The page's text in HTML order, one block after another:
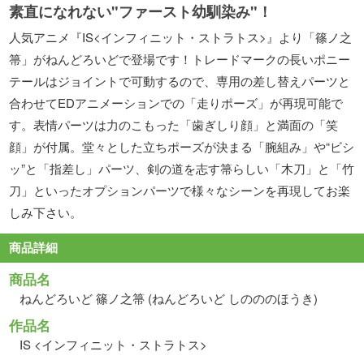
素直になれない"ファースト幼馴染み"！
人気アニメ『IS<インフィニット・ストラトス>』より「篠ノ之
箒」がねんどろいどで登場です！トレードマークの長いポニー
テールはジョイントで可動するので、専用の差し替えパーツと
合わせてEDアニメーションでの「走りポーズ」が再現可能で
す。表情パーツは力のこもった「歯ぎしり顔」と満面の「笑
顔」が付属。堂々とした立ちポーズが決まる「腕組み」や“ビシ
ッ”と「指差し」パーツ、剣の道を志す箒らしい「木刀」と「竹
刀」といったオプションパーツで様々なシーンを再現してお楽
しみ下さい。
商品詳細
商品名
ねんどろいど 篠ノ之箒 (ねんどろいど しのののほうき)
作品名
IS <インフィニット・ストラトス>